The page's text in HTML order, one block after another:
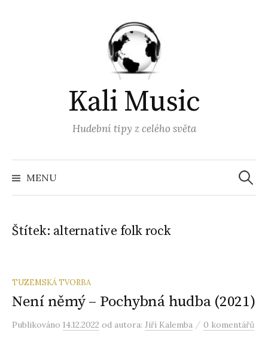
Kali Music
Hudební tipy z celého světa
MENU
Štítek: alternative folk rock
TUZEMSKÁ TVORBA
Není němý – Pochybná hudba (2021)
Publikováno 14.12.2022 od autora: Jiří Kalemba / 0 komentářů